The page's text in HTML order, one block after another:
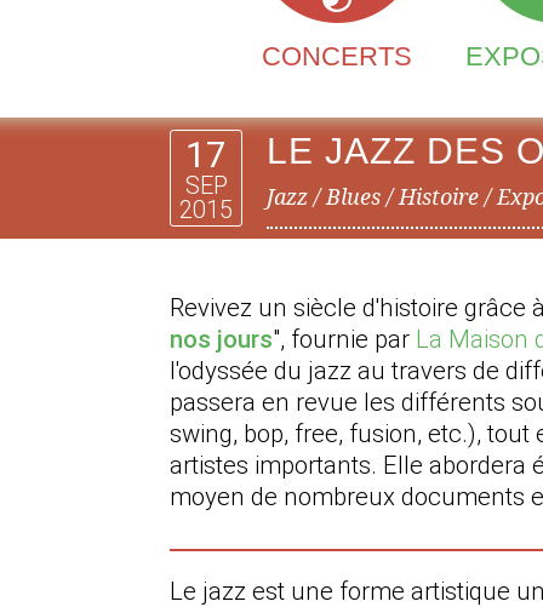
CONCERTS
17
SEP
2015
LE JAZZ DES
Jazz / Blues / Histoire /
Revivez un siècle d'histoire grâce
nos jours", fournie par La Maison
l'odyssée du jazz au travers de
passera en revue les différents
swing, bop, free, fusion, etc.),
artistes importants. Elle abordera
moyen de nombreux documents
Le jazz est une forme artistique